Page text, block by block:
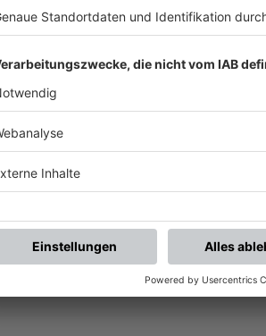
Nach der Registrierung kannst du dir Favoriten